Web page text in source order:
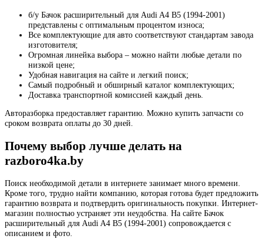
б/у Бачок расширительный для Audi A4 B5 (1994-2001)
представлены с оптимальным процентом износа;
Все комплектующие для авто соответствуют стандартам завода
изготовителя;
Огромная линейка выбора – можно найти любые детали по
низкой цене;
Удобная навигация на сайте и легкий поиск;
Самый подробный и обширный каталог комплектующих;
Доставка транспортной комиссией каждый день.
Авторазборка предоставляет гарантию. Можно купить запчасти со
сроком возврата оплаты до 30 дней.
Почему выбор лучше делать на
razboro4ka.by
Поиск необходимой детали в интернете занимает много времени.
Кроме того, трудно найти компанию, которая готова будет предложить
гарантию возврата и подтвердить оригинальность покупки. Интернет-
магазин полностью устраняет эти неудобства. На сайте Бачок
расширительный для Audi A4 B5 (1994-2001) сопровождается с
описанием и фото.